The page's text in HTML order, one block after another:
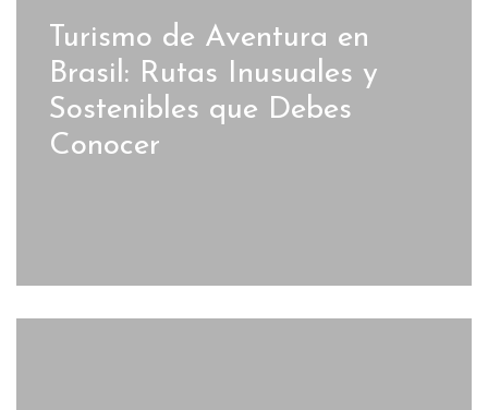
Turismo de Aventura en
Brasil: Rutas Inusuales y
Sostenibles que Debes
Conocer